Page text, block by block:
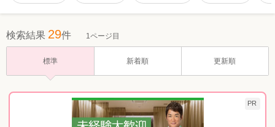
検索結果 29件 1ページ目
標準 新着順 更新順
PR